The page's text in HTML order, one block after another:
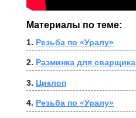
Материалы по теме:
1. Резьба по «Уралу»
2. Разминка для сварщика
3. Циклоп
4. Резьба по «Уралу»